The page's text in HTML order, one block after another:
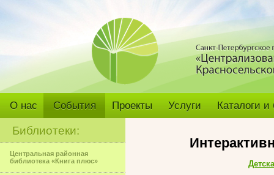
О нас События Проекты Услуги Каталоги
Библиотеки:
Центральная районная
библиотека «Книга плюс»